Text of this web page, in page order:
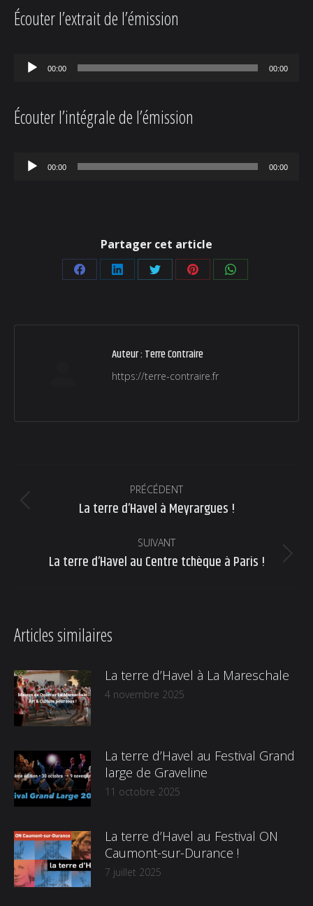
Écouter l’extrait de l’émission
Lecteur
audio
00:00 00:00
Écouter l’intégrale de l’émission
Lecteur
audio
00:00 00:00
Partager cet article
Partager
Facebook
Partager
LinkedIn
Partager
Twitter
Partager
Pinterest
Partager
WhatsApp
Auteur : Terre Contraire
https://terre-contraire.fr
article
PRÉCÉDENT
Article
:
La terre d’Havel à Meyrargues !
SUIVANT
Article
La terre d’Havel au Centre tchèque à Paris !
Articles similaires
La terre d’Havel à La Mareschale
4 novembre 2025
La terre d’Havel au Festival Grand
large de Graveline
11 octobre 2025
La terre d’Havel au Festival ON
Caumont-sur-Durance !
7 juillet 2025